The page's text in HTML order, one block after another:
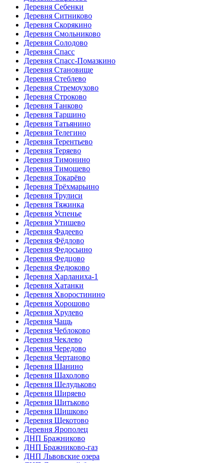
Деревня Себенки
Деревня Ситниково
Деревня Скорякино
Деревня Смольниково
Деревня Солодово
Деревня Спасс
Деревня Спасс-Помазкино
Деревня Становище
Деревня Стеблево
Деревня Стремоухово
Деревня Строково
Деревня Танково
Деревня Таршино
Деревня Татьянино
Деревня Телегино
Деревня Терентьево
Деревня Теряево
Деревня Тимонино
Деревня Тимошево
Деревня Токарёво
Деревня Трёхмарьино
Деревня Трулиси
Деревня Тяжинка
Деревня Успенье
Деревня Утишево
Деревня Фадеево
Деревня Фёдлово
Деревня Федосьино
Деревня Федцово
Деревня Федюково
Деревня Харланиха-1
Деревня Хатанки
Деревня Хворостинино
Деревня Хорошово
Деревня Хрулево
Деревня Чащь
Деревня Чеблоково
Деревня Чеклево
Деревня Чередово
Деревня Чертаново
Деревня Шанино
Деревня Шахолово
Деревня Шелудьково
Деревня Ширяево
Деревня Шитьково
Деревня Шишково
Деревня Щекотово
Деревня Ярополец
ДНП Бражниково
ДНП Бражниково-газ
ДНП Львовские озера